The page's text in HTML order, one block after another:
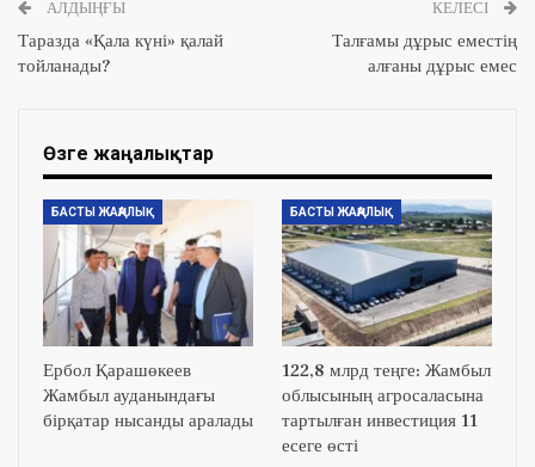
АЛДЫҢҒЫ
Таразда «Қала күні» қалай
тойланады?
КЕЛЕСІ
Талғамы дұрыс еместің
алғаны дұрыс емес
Өзге жаңалықтар
БАСТЫ ЖАҢАЛЫҚ
Ербол Қарашөкеев
Жамбыл ауданындағы
бірқатар нысанды аралады
БАСТЫ ЖАҢАЛЫҚ
122,8 млрд теңге: Жамбыл
облысының агросаласына
тартылған инвестиция 11
есеге өсті